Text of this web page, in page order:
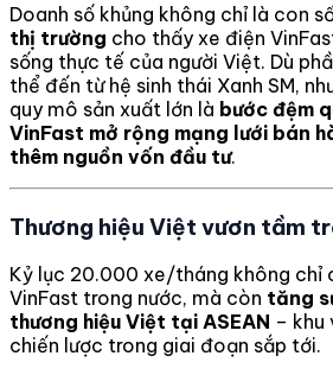
Doanh số khủng không chỉ là con
thị trường cho thấy xe điện
sống thực tế của người Việt. Dù
thể đến từ hệ sinh thái Xanh SM,
quy mô sản xuất lớn là bước đệm
VinFast mở rộng mạng lưới bán
thêm nguồn vốn đầu tư.
Thương hiệu Việt vươn tầm
Kỷ lục 20.000 xe/tháng không chỉ
VinFast trong nước, mà còn tăng
thương hiệu Việt tại ASEAN – khu
chiến lược trong giai đoạn sắp tới.